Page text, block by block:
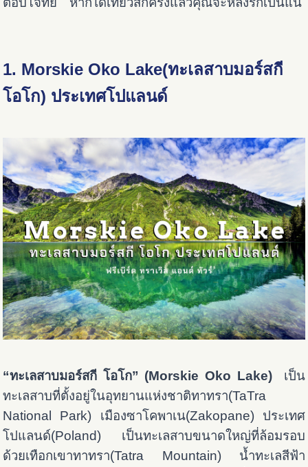
1. Morskie Oko Lake(ทะเลสาบมอร์สกี
โอโก) ประเทศโปแลนด์
“ทะเลสาบมอร์สกี โอโก” (Morskie Oko Lake)เป็น
ทะเลสาบที่ตั้งอยู่ในอุทยานแห่งชาติทาทรา(TaTra
National Park) เมืองซาโคพาเน(Zakopane) ประเทศ
โปแลนด์(Poland) เป็นทะเลสาบขนาดใหญ่ที่ล้อมรอบ
ด้วยเทือกเขาทาทรา(Tatra Mountain) น้ำทะเลสีฟ้า